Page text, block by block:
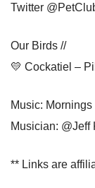
Twitter
Our Birds //
💛 Cockatiel –
Music: Mornings
Musician: @Jeff
** Links are